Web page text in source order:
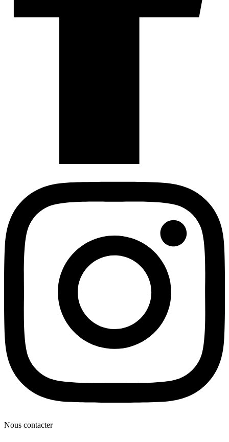
Nous contacter